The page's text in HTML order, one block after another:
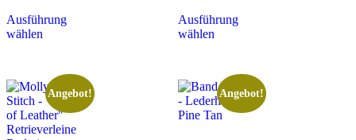
Ausführung
wählen
Ausführung
wählen
Angebot! Angebot!